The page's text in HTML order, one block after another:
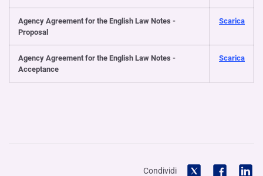
Agency Agreement for the English Law Notes -
Proposal
Scarica
Agency Agreement for the English Law Notes -
Acceptance
Scarica
Condividi